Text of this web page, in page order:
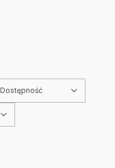
Dostępność